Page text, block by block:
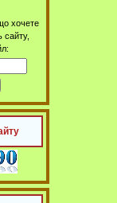
хочете
сайту,